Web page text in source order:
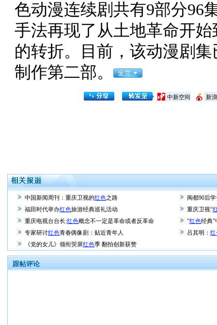
色动漫连续剧共有9部分96
手法再现了从土地革命开
的转折。目前，该动漫剧
制作第二部。
新
中新空间
中国新闻周刊：重庆卫视的红色之路
闽都90后
福田时代举办红色旅游经典巡礼活动 重庆卫视“
重庆电视台台长:红色概念不一定是革命或者反革命 “红色经典”
专家研讨红色青春偶像剧：贴近青年人 吕其明：
《党的女儿》领衔荧屏红色季 翻拍创新获赞
跟帖评论